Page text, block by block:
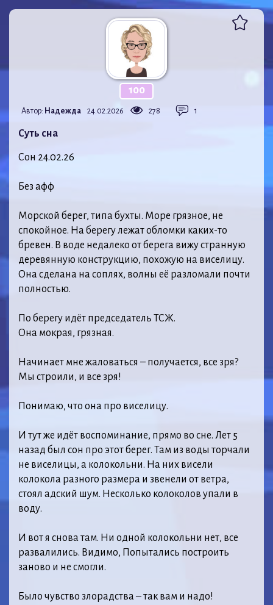
100
Автор: Надежда 24.02.2026 278 1
Суть сна
Сон 24.02.26
Без афф
Морской берег, типа бухты. Море грязное, не
спокойное. На берегу лежат обломки каких-то
бревен. В воде недалеко от берега вижу странную
деревянную конструкцию, похожую на виселицу.
Она сделана на соплях, волны её разломали почти
полностью.
По берегу идёт председатель ТСЖ.
Она мокрая, грязная.
Начинает мне жаловаться – получается, все зря?
Мы строили, и все зря!
Понимаю, что она про виселицу.
И тут же идёт воспоминание, прямо во сне. Лет 5
назад был сон про этот берег. Там из воды торчали
не виселицы, а колокольни. На них висели
колокола разного размера и звенели от ветра,
стоял адский шум. Несколько колоколов упали в
воду.
И вот я снова там. Ни одной колокольни нет, все
развалились. Видимо, Попытались построить
заново и не смогли.
Было чувство злорадства – так вам и надо!